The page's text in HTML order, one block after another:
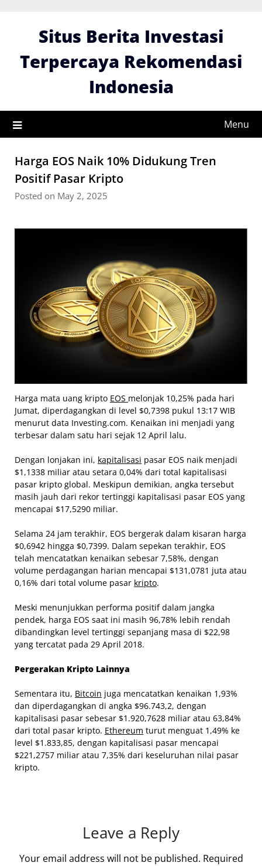
Situs Berita Investasi
Terpercaya Rekomendasi
Indonesia
Menu
Harga EOS Naik 10% Didukung Tren
Positif Pasar Kripto
Posted on May 2, 2025
Harga mata uang kripto EOS melonjak 10,25% pada hari
Jumat, diperdagangkan di level $0,7398 pukul 13:17 WIB
menurut data Investing.com. Kenaikan ini menjadi yang
terbesar dalam satu hari sejak 12 April lalu.
Dengan lonjakan ini, kapitalisasi pasar EOS naik menjadi
$1,1338 miliar atau setara 0,04% dari total kapitalisasi
pasar kripto global. Meskipun demikian, angka tersebut
masih jauh dari rekor tertinggi kapitalisasi pasar EOS yang
mencapai $17,5290 miliar.
Selama 24 jam terakhir, EOS bergerak dalam kisaran harga
$0,6942 hingga $0,7399. Dalam sepekan terakhir, EOS
telah mencatatkan kenaikan sebesar 7,58%, dengan
volume perdagangan harian mencapai $131,0781 juta atau
0,16% dari total volume pasar kripto.
Meski menunjukkan performa positif dalam jangka
pendek, harga EOS saat ini masih 96,78% lebih rendah
dibandingkan level tertinggi sepanjang masa di $22,98
yang tercatat pada 29 April 2018.
Pergerakan Kripto Lainnya
Sementara itu, Bitcoin juga mencatatkan kenaikan 1,93%
dan diperdagangkan di angka $96.743,2, dengan
kapitalisasi pasar sebesar $1.920,7628 miliar atau 63,84%
dari total pasar kripto. Ethereum turut menguat 1,49% ke
level $1.833,85, dengan kapitalisasi pasar mencapai
$221,2757 miliar atau 7,35% dari keseluruhan nilai pasar
kripto.
Leave a Reply
Your email address will not be published. Required